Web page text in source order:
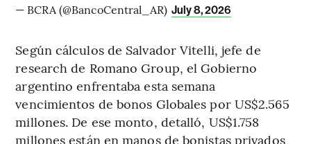
— BCRA (@BancoCentral_AR) July 8, 2026
Según cálculos de Salvador Vitelli, jefe de
research de Romano Group, el Gobierno
argentino enfrentaba esta semana
vencimientos de bonos Globales por US$2.565
millones. De ese monto, detalló, US$1.758
millones están en manos de bonistas privados